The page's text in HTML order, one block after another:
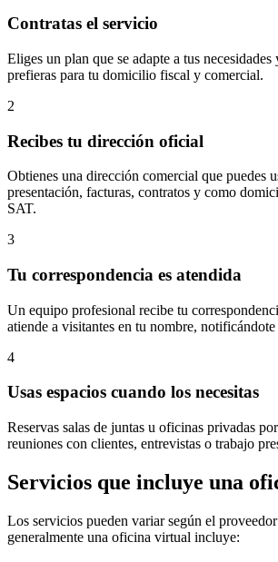
Contratas el servicio
Eliges un plan que se adapte a tus
prefieras para tu domicilio fiscal y comercial.
2
Recibes tu dirección oficial
Obtienes una dirección comercial que puedes
presentación, facturas, contratos y como
SAT.
3
Tu correspondencia es atendida
Un equipo profesional recibe tu
atiende a visitantes en tu nombre,
4
Usas espacios cuando los necesitas
Reservas salas de juntas u oficinas privadas
reuniones con clientes, entrevistas o trabajo
Servicios que incluye una
Los servicios pueden variar según el
generalmente una oficina virtual incluye: